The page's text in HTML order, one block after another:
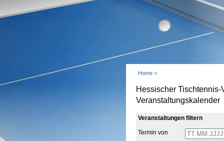
Home >
Hessischer Tischtennis-
Veranstaltungskalender
Veranstaltungen filtern
Termin von